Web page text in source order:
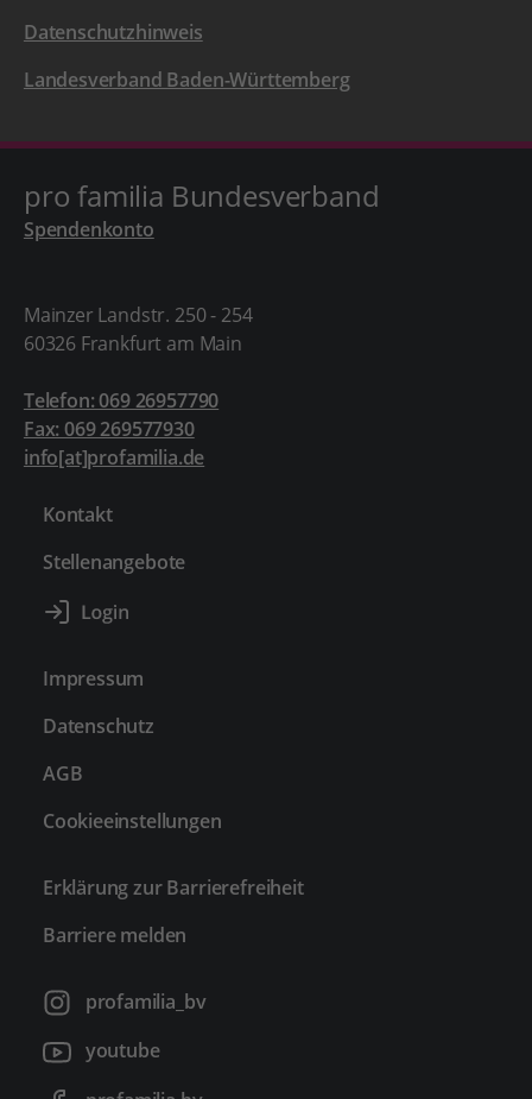
Datenschutzhinweis
Landesverband Baden-Württemberg
pro familia Bundesverband
Spendenkonto
Mainzer Landstr. 250 - 254
60326 Frankfurt am Main
Telefon: 069 26957790
Fax: 069 269577930
info[at]profamilia.de
Kontakt
Stellenangebote
Impressum
Datenschutz
AGB
Cookieeinstellungen
Erklärung zur Barrierefreiheit
Barriere melden
profamilia_bv
youtube